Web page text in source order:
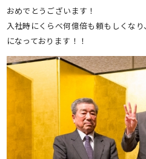
おめでとうございます！
入社時にくらべ何億倍も頼もしくな
になっております！！